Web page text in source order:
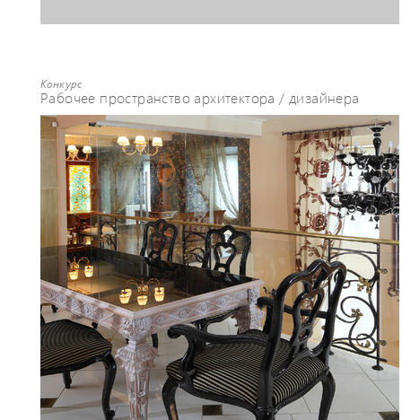
Конкурс
Рабочее пространство архитектора / дизайнера